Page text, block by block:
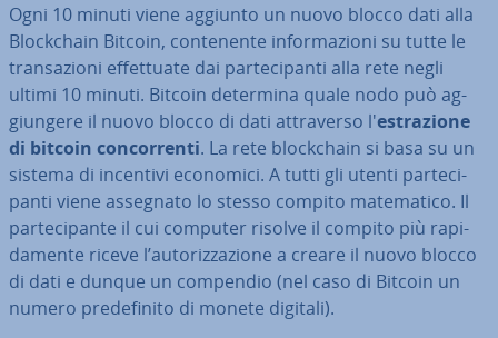
Ogni 10 minuti viene aggiunto un nuovo blocco dati alla
Bloc­k­chain Bitcoin, con­te­nen­te in­for­ma­zio­ni su tutte le
tran­sa­zio­ni ef­fet­tua­te dai par­te­ci­pan­ti alla rete negli
ultimi 10 minuti. Bitcoin determina quale nodo può ag­
giun­ge­re il nuovo blocco di dati at­tra­ver­so l'estra­zio­ne
di bitcoin con­cor­ren­ti. La rete bloc­k­chain si basa su un
sistema di incentivi economici. A tutti gli utenti par­te­ci­
pan­ti viene assegnato lo stesso compito ma­te­ma­ti­co. Il
par­te­ci­pan­te il cui computer risolve il compito più ra­pi­
da­men­te riceve l’au­to­riz­za­zio­ne a creare il nuovo blocco
di dati e dunque un compendio (nel caso di Bitcoin un
numero pre­de­fi­ni­to di monete digitali).